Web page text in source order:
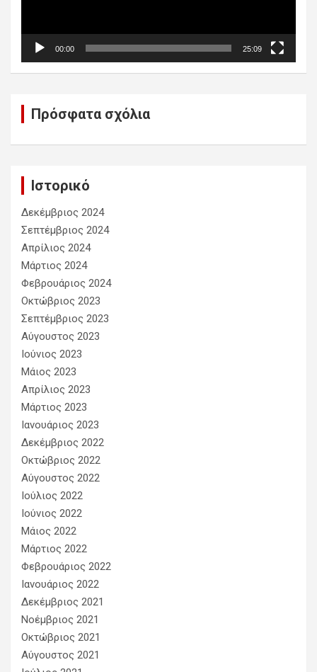
00:00 25:09
Πρόσφατα σχόλια
Ιστορικό
Δεκέμβριος 2024
Σεπτέμβριος 2024
Απρίλιος 2024
Μάρτιος 2024
Φεβρουάριος 2024
Οκτώβριος 2023
Σεπτέμβριος 2023
Αύγουστος 2023
Ιούνιος 2023
Μάιος 2023
Απρίλιος 2023
Μάρτιος 2023
Ιανουάριος 2023
Δεκέμβριος 2022
Οκτώβριος 2022
Αύγουστος 2022
Ιούλιος 2022
Ιούνιος 2022
Μάιος 2022
Μάρτιος 2022
Φεβρουάριος 2022
Ιανουάριος 2022
Δεκέμβριος 2021
Νοέμβριος 2021
Οκτώβριος 2021
Αύγουστος 2021